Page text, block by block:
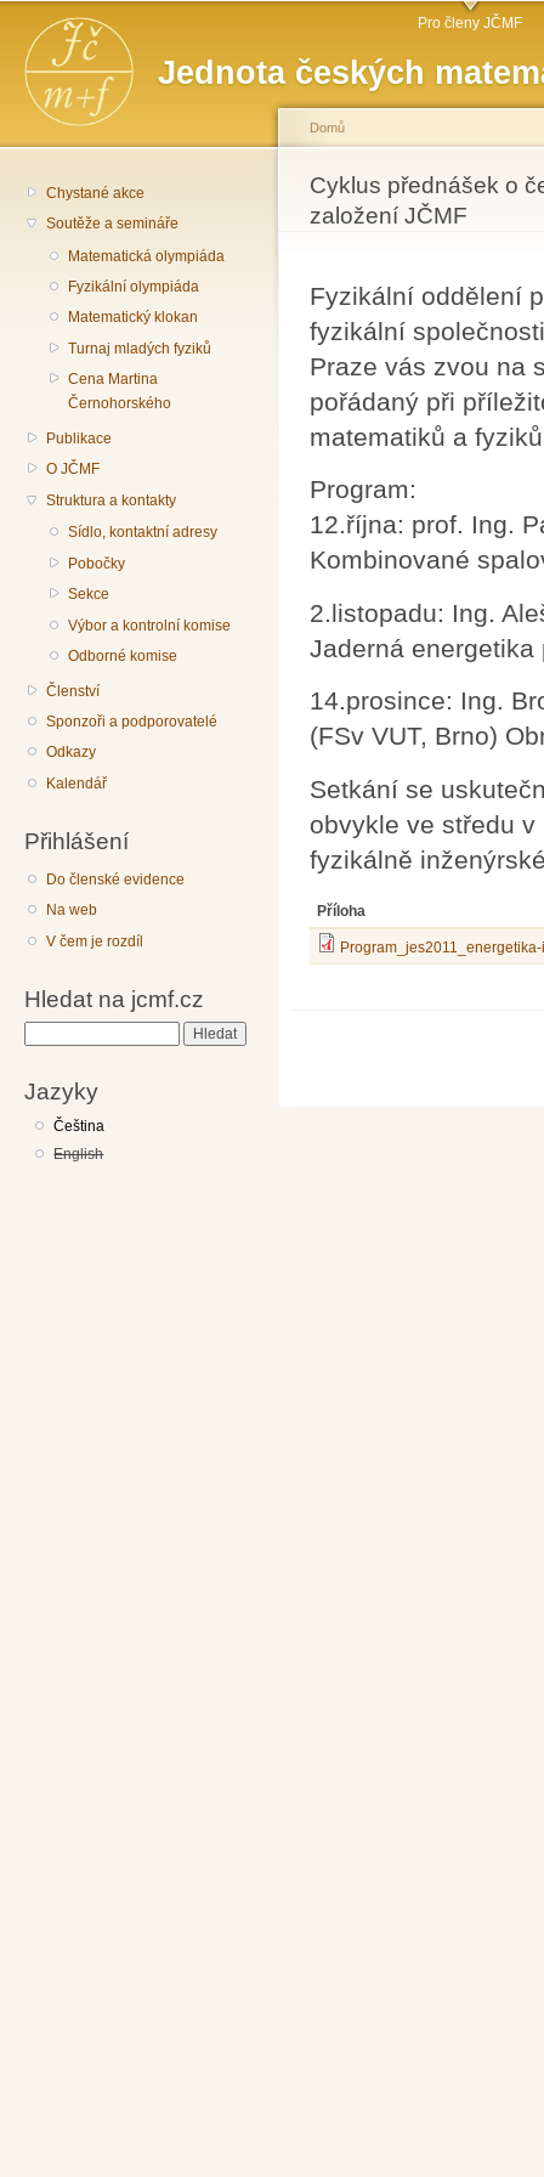
Jednota českých
Hlavní menu Pro členy JČMF
Chystané akce
Soutěže a semináře
Matematická olympiáda
Fyzikální olympiáda
Matematický klokan
Turnaj mladých fyziků
Cena Martina
Černohorského
Publikace
O JČMF
Struktura a kontakty
Sídlo, kontaktní adresy
Pobočky
Sekce
Výbor a kontrolní komise
Odborné komise
Členství
Sponzoři a podporovatelé
Odkazy
Kalendář
Přihlášení
Do členské evidence
Na web
V čem je rozdíl
Hledat na jcmf.cz
Jazyky
Čeština
English
Jste zde
Domů
Cyklus přednášek o
založení JČMF
Fyzikální oddělení
fyzikální
Praze vás zvou na
pořádaný při
matematiků a
Program:
12.října: prof. Ing.
Kombinované
2.listopadu: Ing.
Jaderná energetika
14.prosince: Ing.
(FSv VUT, Brno)
Setkání se
obvykle ve středu
fyzikálně
Příloha